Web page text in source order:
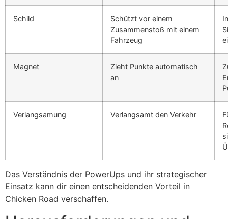
Schild
Schützt vor einem
Zusammenstoß mit einem
Fahrzeug
Magnet
Zieht Punkte automatisch
an
Verlangsamung Verlangsamt den Verkehr
Das Verständnis der PowerUps und ihr strategischer
Einsatz kann dir einen entscheidenden Vorteil in
Chicken Road verschaffen.